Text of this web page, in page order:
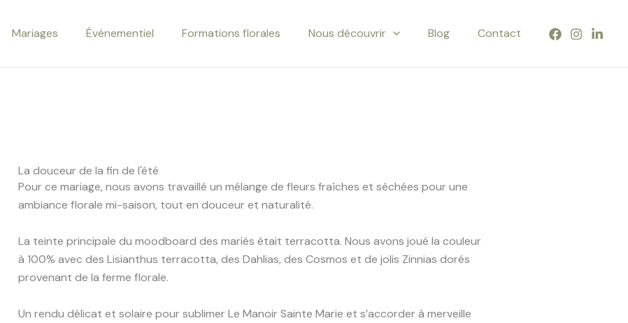
Mariages Événementiel Formations florales Nous découvrir Blog Contact
La douceur de la fin de l'été
Pour ce mariage, nous avons travaillé un mélange de fleurs fraîches et séchées pour une
ambiance florale mi-saison, tout en douceur et naturalité.
La teinte principale du moodboard des mariés était terracotta. Nous avons joué la couleur
à 100% avec des Lisianthus terracotta, des Dahlias, des Cosmos et de jolis Zinnias dorés
provenant de la ferme florale.
Un rendu délicat et solaire pour sublimer Le Manoir Sainte Marie et s’accorder à merveille